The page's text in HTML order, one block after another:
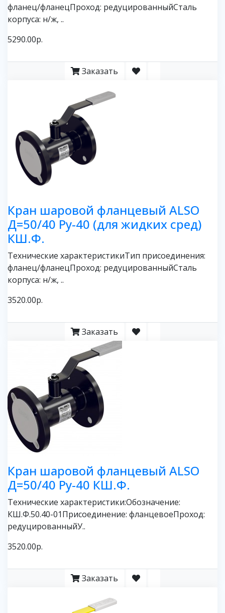
фланец/фланецПроход: редуцированныйСталь
корпуса: н/ж, ..
5290.00р.
Заказать
Кран шаровой фланцевый ALSO
Д=50/40 Ру-40 (для жидких сред)
КШ.Ф.
Технические характеристикиТип присоединения:
фланец/фланецПроход: редуцированныйСталь
корпуса: н/ж, ..
3520.00р.
Заказать
Кран шаровой фланцевый ALSO
Д=50/40 Ру-40 КШ.Ф.
Технические характеристики:Обозначение:
КШ.Ф.50.40-01Присоединение: фланцевоеПроход:
редуцированныйУ..
3520.00р.
Заказать